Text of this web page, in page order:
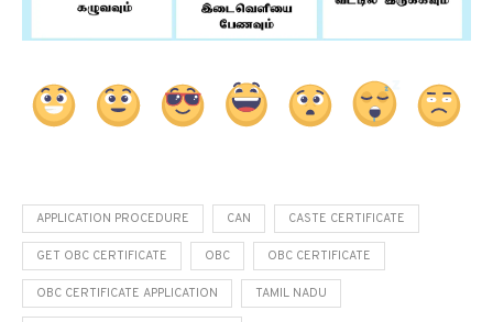
APPLICATION PROCEDURE CAN CASTE CERTIFICATE
GET OBC CERTIFICATE OBC OBC CERTIFICATE
OBC CERTIFICATE APPLICATION TAMIL NADU